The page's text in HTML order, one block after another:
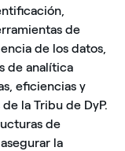
de
de los datos,
de analítica
eficiencias y
la Tribu de DyP.
de
la